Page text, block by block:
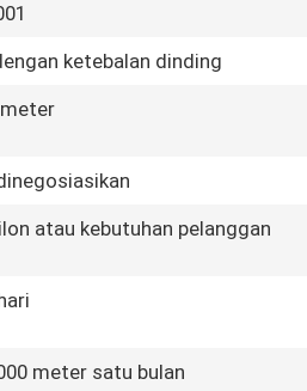
ketebalan dinding
atau kebutuhan pelanggan
meter satu bulan